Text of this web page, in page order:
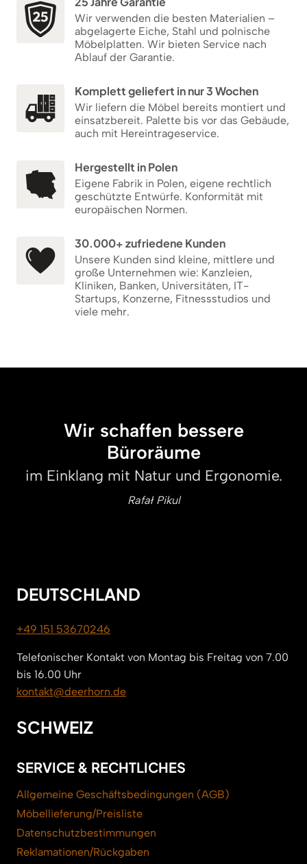
Wir verwenden die besten Materialien –
abgelagerte Eiche, Stahl und polnische
Möbelplatten. Wir bieten Service nach
Ablauf der Garantie.
Komplett geliefert in nur 3 Wochen
Wir liefern die Möbel bereits montiert und
einsatzbereit. Palette bis vor das Gebäude,
auch mit Hereintrageservice.
Hergestellt in Polen
Eigene Fabrik in Polen, eigene rechtlich
geschützte Entwürfe. Konformität mit
europäischen Normen.
30.000+ zufriedene Kunden
Unsere Kunden sind kleine, mittlere und
große Unternehmen wie: Kanzleien,
Kliniken, Banken, Universitäten, IT-
Startups, Konzerne, Fitnessstudios und
viele mehr.
Wir schaffen bessere
Büroräume
im Einklang mit Natur und Ergonomie.
Rafał Pikul
DEUTSCHLAND
+49 151 53670246
Telefonischer Kontakt von Montag bis Freitag von 7.00
bis 16.00 Uhr
kontakt@deerhorn.de
SCHWEIZ
SERVICE & RECHTLICHES
Allgemeine Geschäftsbedingungen (AGB)
Möbellieferung/Preisliste
Datenschutzbestimmungen
Reklamationen/Rückgaben